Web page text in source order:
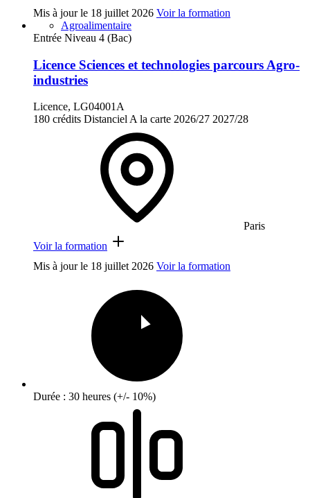
Mis à jour le 18 juillet 2026 Voir la formation
Agroalimentaire
Entrée Niveau 4 (Bac)
Licence Sciences et technologies parcours Agro-
industries
Licence, LG04001A
180 crédits DistancielA la carte 2026/27 2027/28
Paris
Voir la formation
Mis à jour le 18 juillet 2026 Voir la formation
Durée : 30 heures (+/- 10%)